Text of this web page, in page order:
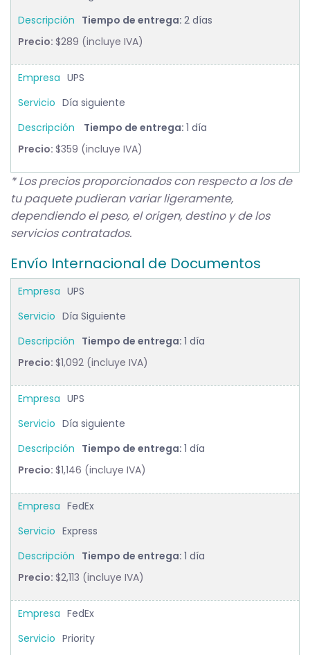
Tiempo de entrega: 2 días
Precio: $289 (incluye IVA)
UPS
Día siguiente
Tiempo de entrega: 1 día
Precio: $359 (incluye IVA)
* Los precios proporcionados con respecto a los de
tu paquete pudieran variar ligeramente,
dependiendo el peso, el origen, destino y de los
servicios contratados.
Envío Internacional de Documentos
UPS
Día Siguiente
Tiempo de entrega: 1 día
Precio: $1,092 (incluye IVA)
UPS
Día siguiente
Tiempo de entrega: 1 día
Precio: $1,146 (incluye IVA)
FedEx
Express
Tiempo de entrega: 1 día
Precio: $2,113 (incluye IVA)
FedEx
Priority